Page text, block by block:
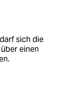
sich die
einen